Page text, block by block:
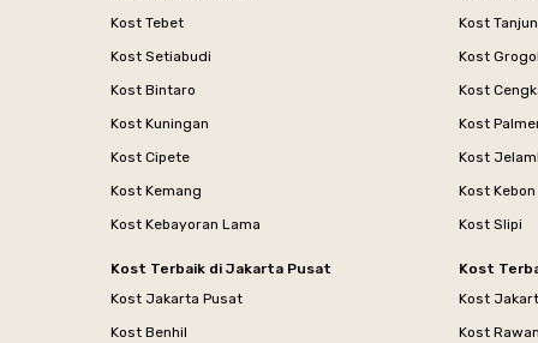
Kost Tebet
Kost Setiabudi
Kost Bintaro
Kost Kuningan
Kost Cipete
Kost Kemang
Kost Kebayoran Lama
Kost Terbaik di Jakarta Pusat
Kost Jakarta Pusat
Kost Benhil
Kost
Kost Grogol
Kost
Kost
Kost
Kost
Kost Slipi
Kost
Kost
Kost